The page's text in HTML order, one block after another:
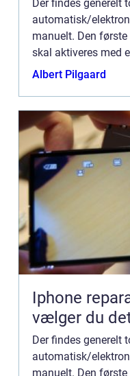
Der findes generelt
automatisk/
manuelt. Den
skal aktiveres med
ved at indtaste en
Albert Pilgaard
Iphone
vælger du
Der findes generelt
automatisk/
manuelt. Den